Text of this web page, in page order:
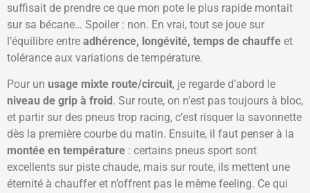
suffisait de prendre ce que mon pote le plus rapide montait
sur sa bécane… Spoiler : non. En vrai, tout se joue sur
l’équilibre entre adhérence, longévité, temps de chauffe et
tolérance aux variations de température.
Pour un usage mixte route/circuit, je regarde d’abord le
niveau de grip à froid. Sur route, on n’est pas toujours à bloc,
et partir sur des pneus trop racing, c’est risquer la savonnette
dès la première courbe du matin. Ensuite, il faut penser à la
montée en température : certains pneus sport sont
excellents sur piste chaude, mais sur route, ils mettent une
éternité à chauffer et n’offrent pas le même feeling. Ce qui